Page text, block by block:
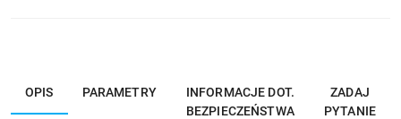
OPIS PARAMETRY
INFORMACJE DOT.
BEZPIECZEŃSTWA
ZADAJ
PYTANIE